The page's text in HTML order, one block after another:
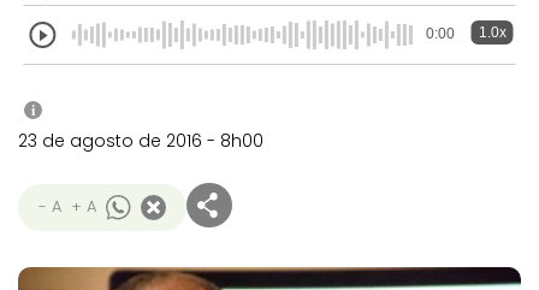
0:00 1.0x
i
23 de agosto de 2016 - 8h00
- A + A